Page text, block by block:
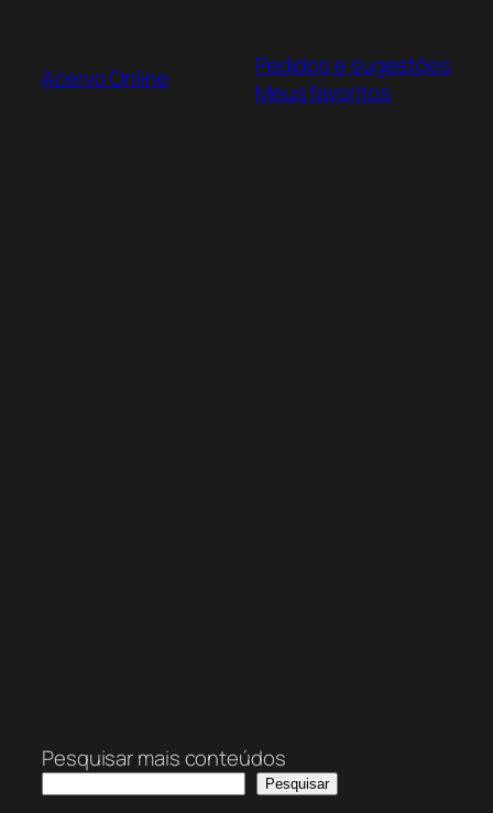
Acervo Online
Pedidos e sugestões
Meus favoritos
Pesquisar mais conteúdos
Pesquisar